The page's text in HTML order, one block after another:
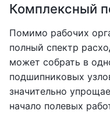
Комплексный
Помимо рабочих
полный спектр
может собрать в
подшипниковых
значительно
начало полевых